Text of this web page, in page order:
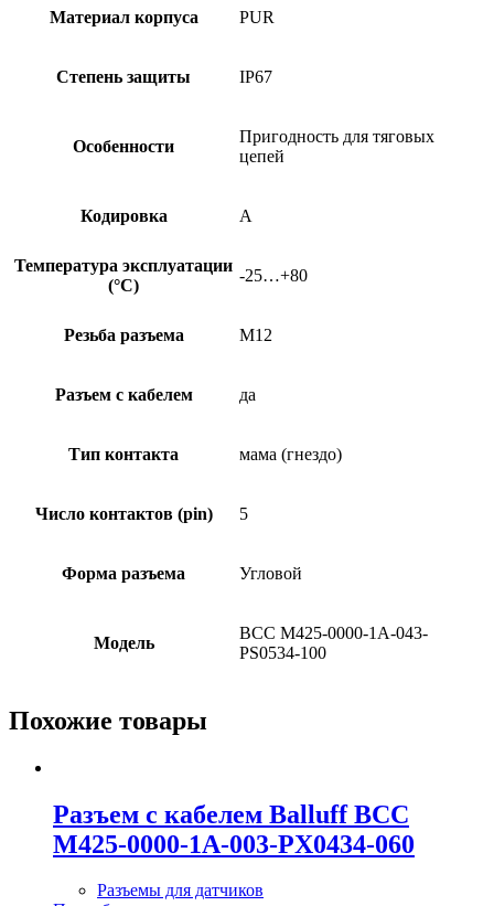
Материал корпуса PUR
Степень защиты IP67
Особенности
Пригодность для тяговых
цепей
Кодировка A
Температура эксплуатации
(°C)
-25…+80
Резьба разъема M12
Разъем с кабелем да
Тип контакта мама (гнездо)
Число контактов (pin) 5
Форма разъема Угловой
Модель
BCC M425-0000-1A-043-
PS0534-100
Похожие товары
Разъем с кабелем Balluff BCC
M425-0000-1A-003-PX0434-060
Разъемы для датчиков